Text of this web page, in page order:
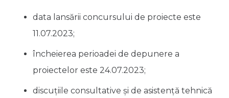
data lansării concursului de proiecte este
11.07.2023;
încheierea perioadei de depunere a
proiectelor este 24.07.2023;
discuțiile consultative și de asistență tehnică